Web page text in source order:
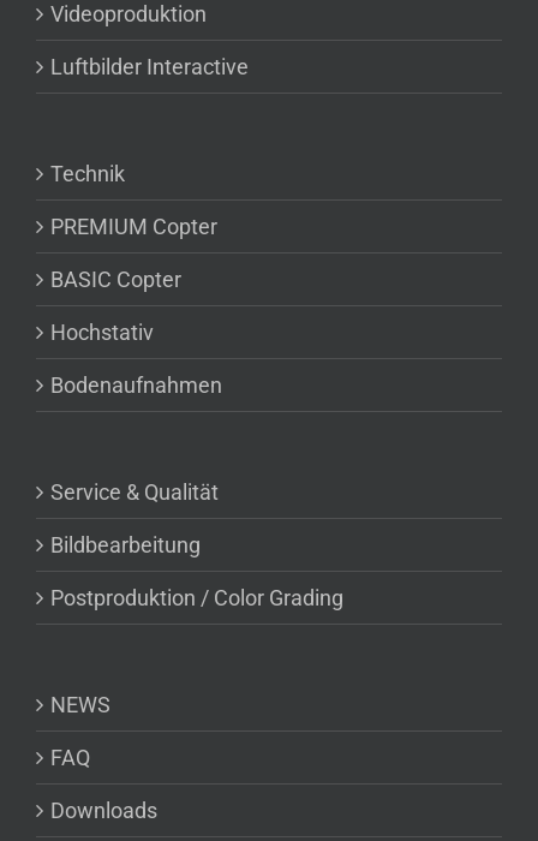
Videoproduktion
Luftbilder Interactive
Technik
PREMIUM Copter
BASIC Copter
Hochstativ
Bodenaufnahmen
Service & Qualität
Bildbearbeitung
Postproduktion / Color Grading
NEWS
FAQ
Downloads